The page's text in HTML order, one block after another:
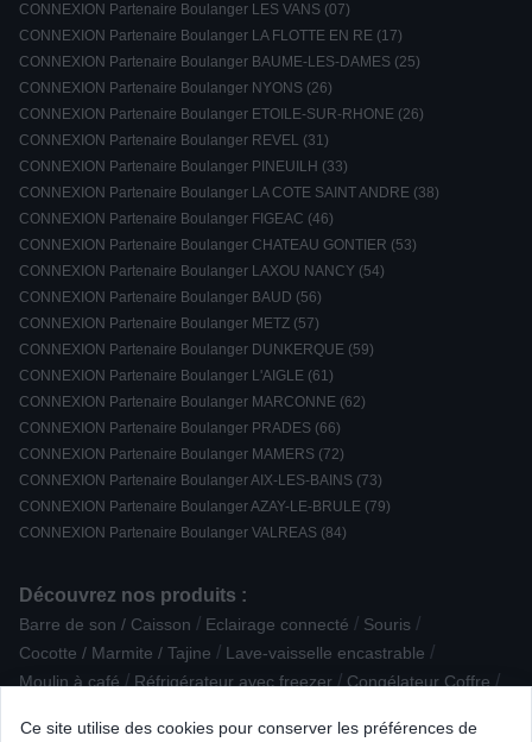
Ce site utilise des cookies pour conserver les préférences de
CONNEXION Partenaire Boulanger LES VANS (07)
CONNEXION Partenaire Boulanger LA FLOTTE EN RE (17)
CONNEXION Partenaire Boulanger BAUME-LES-DAMES (25)
CONNEXION Partenaire Boulanger NYONS (26)
CONNEXION Partenaire Boulanger ETOILE-SUR-RHONE (26)
CONNEXION Partenaire Boulanger REVEL (31)
CONNEXION Partenaire Boulanger PINEUILH (33)
CONNEXION Partenaire Boulanger LA COTE SAINT ANDRE (38)
CONNEXION Partenaire Boulanger FIGEAC (46)
CONNEXION Partenaire Boulanger CHATEAU GONTIER (53)
CONNEXION Partenaire Boulanger LAXOU NANCY (54)
CONNEXION Partenaire Boulanger BAUD (56)
CONNEXION Partenaire Boulanger METZ (57)
CONNEXION Partenaire Boulanger DUNKERQUE (59)
CONNEXION Partenaire Boulanger L'AIGLE (61)
CONNEXION Partenaire Boulanger MARCONNE (62)
CONNEXION Partenaire Boulanger PRADES (66)
CONNEXION Partenaire Boulanger MAMERS (72)
CONNEXION Partenaire Boulanger AIX-LES-BAINS (73)
CONNEXION Partenaire Boulanger AZAY-LE-BRULE (79)
CONNEXION Partenaire Boulanger VALREAS (84)
Découvrez nos produits :
Barre de son / Caisson / Eclairage connecté / Souris /
Cocotte / Marmite / Tajine / Lave-vaisselle encastrable /
Moulin à café / Réfrigérateur avec freezer / Congélateur Coffre /
Imprimante multifonction laser Alarme / Sécurité /